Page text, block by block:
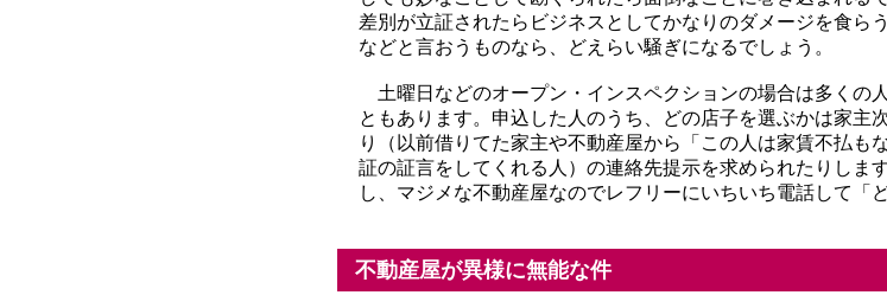
差別が立証されたらビジネスとしてかなりのダメージを食ら
などと言おうものなら、どえらい騒ぎになるでしょう。
土曜日などのオープン・インスペクションの場合は多くの
ともあります。申込した人のうち、どの店子を選ぶかは家主
り（以前借りてた家主や不動産屋から「この人は家賃不払
証の証言をしてくれる人）の連絡先提示を求められたりしま
し、マジメな不動産屋なのでレフリーにいちいち電話して「
不動産屋が異様に無能な件